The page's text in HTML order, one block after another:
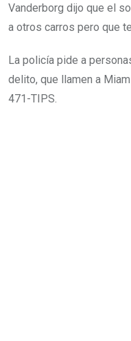
Vanderborg dijo que el
a otros carros pero que
La policía pide a
delito, que llamen a
471-TIPS.